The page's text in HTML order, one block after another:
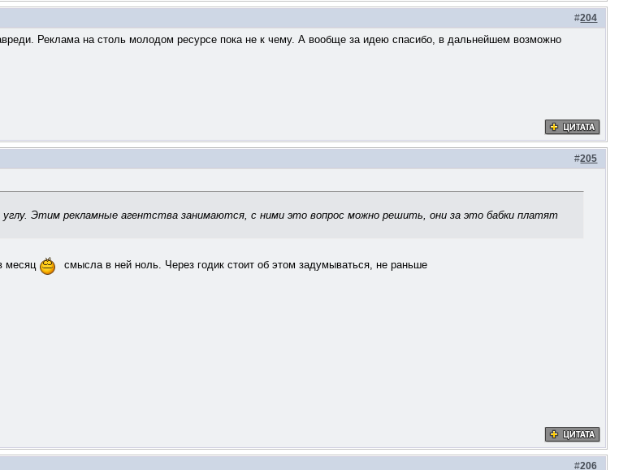
#204
Реклама на столь молодом ресурсе пока не к чему. А вообще за идею спасибо, в дальнейшем возможно
#205
Этим рекламные агентства занимаются, с ними это вопрос можно решить, они за это бабки платят
месяц смысла в ней ноль. Через годик стоит об этом задумываться, не раньше
#206